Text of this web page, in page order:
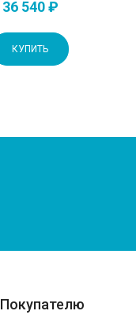
36 540 ₽
КУПИТЬ
Покупателю